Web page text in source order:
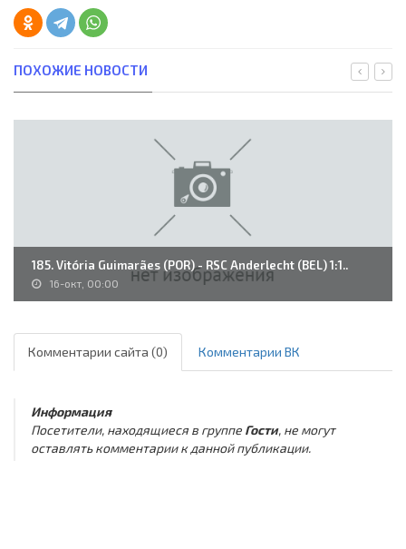
ПОХОЖИЕ НОВОСТИ
185. Vitória Guimarães (POR) - RSC Anderlecht (BEL) 1:1..
16-окт, 00:00
Комментарии сайта (0) Комментарии ВК
Информация
Посетители, находящиеся в группе Гости, не могут
оставлять комментарии к данной публикации.